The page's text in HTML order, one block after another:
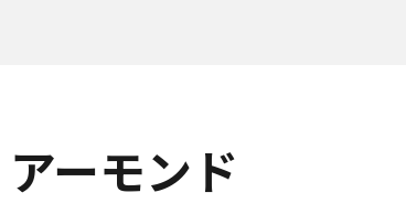
ーモンド